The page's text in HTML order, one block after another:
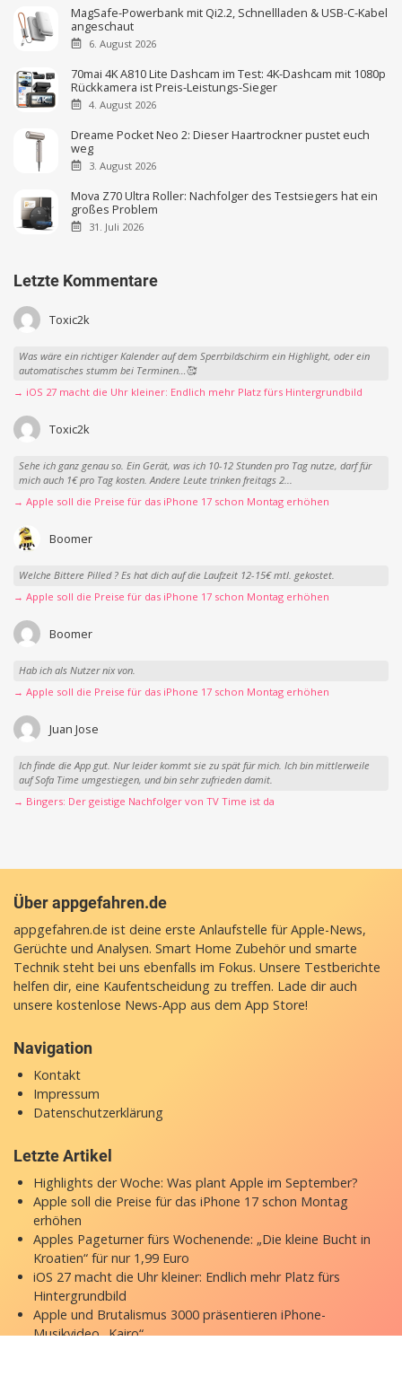
MagSafe-Powerbank mit Qi2.2, Schnellladen & USB-C-Kabel
angeschaut
6. August 2026
70mai 4K A810 Lite Dashcam im Test: 4K-Dashcam mit 1080p
Rückkamera ist Preis-Leistungs-Sieger
4. August 2026
Dreame Pocket Neo 2: Dieser Haartrockner pustet euch
weg
3. August 2026
Mova Z70 Ultra Roller: Nachfolger des Testsiegers hat ein
großes Problem
31. Juli 2026
Letzte Kommentare
Toxic2k
Was wäre ein richtiger Kalender auf dem Sperrbildschirm ein Highlight, oder ein
automatisches stumm bei Terminen…🥰
→ iOS 27 macht die Uhr kleiner: Endlich mehr Platz fürs Hintergrundbild
Toxic2k
Sehe ich ganz genau so. Ein Gerät, was ich 10-12 Stunden pro Tag nutze, darf für
mich auch 1€ pro Tag kosten. Andere Leute trinken freitags 2...
→ Apple soll die Preise für das iPhone 17 schon Montag erhöhen
Boomer
Welche Bittere Pilled ? Es hat dich auf die Laufzeit 12-15€ mtl. gekostet.
→ Apple soll die Preise für das iPhone 17 schon Montag erhöhen
Boomer
Hab ich als Nutzer nix von.
→ Apple soll die Preise für das iPhone 17 schon Montag erhöhen
Juan Jose
Ich finde die App gut. Nur leider kommt sie zu spät für mich. Ich bin mittlerweile
auf Sofa Time umgestiegen, und bin sehr zufrieden damit.
→ Bingers: Der geistige Nachfolger von TV Time ist da
Über appgefahren.de
appgefahren.de ist deine erste Anlaufstelle für Apple-News,
Gerüchte und Analysen. Smart Home Zubehör und smarte
Technik steht bei uns ebenfalls im Fokus. Unsere Testberichte
helfen dir, eine Kaufentscheidung zu treffen. Lade dir auch
unsere kostenlose News-App aus dem App Store!
Navigation
Kontakt
Impressum
Datenschutzerklärung
Letzte Artikel
Highlights der Woche: Was plant Apple im September?
Apple soll die Preise für das iPhone 17 schon Montag
erhöhen
Apples Pageturner fürs Wochenende: „Die kleine Bucht in
Kroatien“ für nur 1,99 Euro
iOS 27 macht die Uhr kleiner: Endlich mehr Platz fürs
Hintergrundbild
Apple und Brutalismus 3000 präsentieren iPhone-
Musikvideo „Kairo“